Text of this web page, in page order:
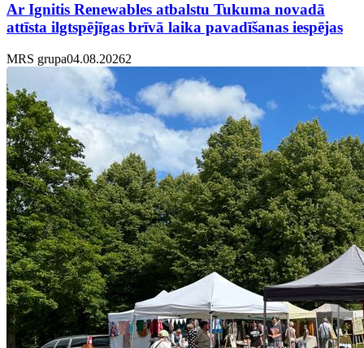
Ar Ignitis Renewables atbalstu Tukuma novadā
attīsta ilgtspējīgas brīvā laika pavadīšanas iespējas
MRS grupa04.08.20262